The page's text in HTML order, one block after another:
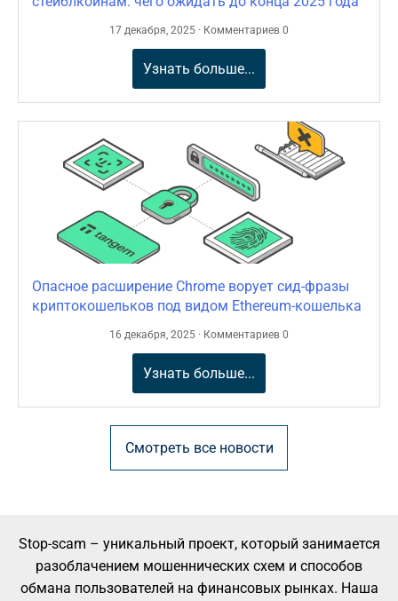
17 декабря, 2025 · Комментариев 0
Узнать больше...
Опасное расширение Chrome ворует сид-фразы
криптокошельков под видом Ethereum-кошелька
16 декабря, 2025 · Комментариев 0
Узнать больше...
Смотреть все новости
Stop-scam – уникальный проект, который занимается
разоблачением мошеннических схем и способов
обмана пользователей на финансовых рынках. Наша